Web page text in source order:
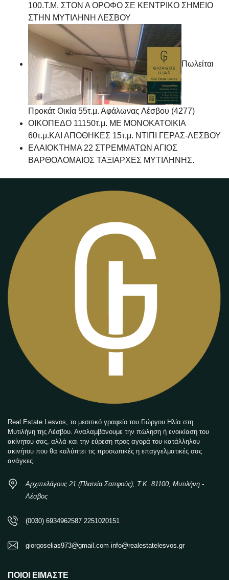
100.Τ.Μ. ΣΤΟΝ Α ΟΡΟΦΟ ΣΕ ΚΕΝΤΡΙΚΟ ΣΗΜΕΙΟ
ΣΤΗΝ ΜΥΤΙΛΗΝΗ ΛΕΣΒΟΥ
Πωλείται
Προκάτ Οικία 55τ.μ. Αφάλωνας Λέσβου (4277)
ΟΙΚΟΠΕΔΟ 11150τ.μ. ΜΕ ΜΟΝΟΚΑΤΟΙΚΙΑ
60τ.μ.ΚΑΙ ΑΠΟΘΗΚΕΣ 15τ.μ. ΝΤΙΠΙ ΓΕΡΑΣ-ΛΕΣΒΟΥ
ΕΛΑΙΟΚΤΗΜΑ 22 ΣΤΡΕΜΜΑΤΩΝ ΑΓΙΟΣ
ΒΑΡΘΟΛΟΜΑΙΟΣ ΤΑΞΙΑΡΧΕΣ ΜΥΤΙΛΗΝΗΣ.
Real Estate Lesvos, το μεσιτικό γραφείο του Γιώργου Ηλία στη
Μυτιλήνη της Λέσβου. Αναλαμβάνουμε την πώληση ή ενοικίαση του
ακίνητου σας, αλλά και την εύρεση προς αγορά του κατάλληλου
ακινήτου που θα καλύπτει τις προσωπικές η επαγγελματικές σας
ανάγκες.
Αρχιπελάγους 21 (Πλατεία Σαπφούς), Τ.Κ. 81100, Μυτιλήνη -
Λέσβος
(0030) 6934962587 2251020151
giorgoselias973@gmail.com info@realestatelesvos.gr
ΠΟΙΟΙ ΕΊΜΑΣΤΕ